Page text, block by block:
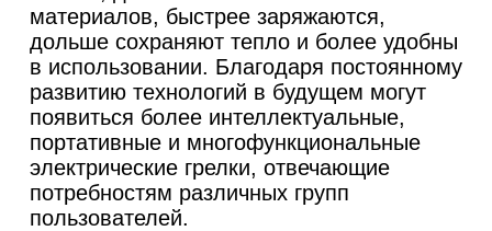
материалов, быстрее заряжаются,
дольше сохраняют тепло и более удобны
в использовании. Благодаря постоянному
развитию технологий в будущем могут
появиться более интеллектуальные,
портативные и многофункциональные
электрические грелки, отвечающие
потребностям различных групп
пользователей.